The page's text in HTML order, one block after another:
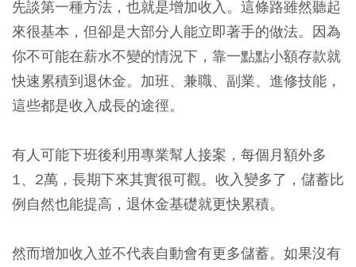
先談第一種方法，也就是增加收入。這條路雖然聽起
來很基本，但卻是大部分人能立即著手的做法。因為
你不可能在薪水不變的情況下，靠一點點小額存款就
快速累積到退休金。加班、兼職、副業、進修技能，
這些都是收入成長的途徑。
有人可能下班後利用專業幫人接案，每個月額外多
1、2萬，長期下來其實很可觀。收入變多了，儲蓄比
例自然也能提高，退休金基礎就更快累積。
然而增加收入並不代表自動會有更多儲蓄。如果沒有